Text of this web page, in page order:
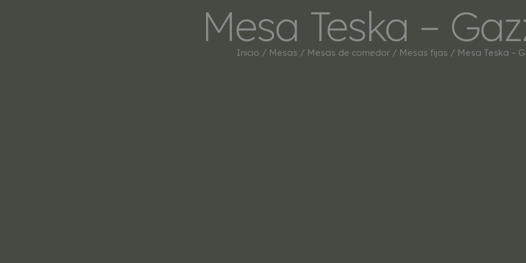
INICIO TIENDA MARCAS
Mesa Teska –
Inicio / Mesas / Mesas de comedor / Mesas fijas / Mesa Teska –